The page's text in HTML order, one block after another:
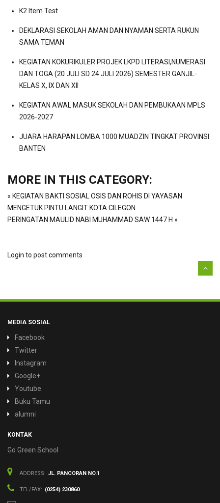
K2 Item Test
DEKLARASI SEKOLAH AMAN DAN NYAMAN SERTA RUKUN
SAMA TEMAN
KEGIATAN KOKURIKULER PROJEK LKPD LITERASI,NUMERASI
DAN TOGA (20 JULI SD 24 JULI 2026) SEMESTER GANJIL-
KELAS X, IX DAN XII
KEGIATAN AWAL MASUK SEKOLAH DAN PEMBUKAAN MPLS
2026-2027
JUARA HARAPAN LOMBA 1000 MUADZIN TINGKAT PROVINSI
BANTEN
MORE IN THIS CATEGORY:
« KEGIATAN BAKTI SOSIAL OSIS DAN ROHIS DI YAYASAN
MENGETUK PINTU LANGIT KOTA CILEGON
PERINGATAN MAULID NABI MUHAMMAD SAW 1447 H »
Login to post comments
MEDIA SOSIAL
Facebook
Twitter
Instagram
Google+
Youtube
Buku Tamu
alumni
KONTAK
Go Green School
ADDRESS: JL. PANCORAN NO.1
TEL/FAX: (0254) 230860